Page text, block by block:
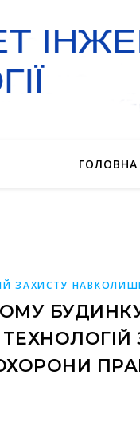
ГОЛОВНА
ЗАХИСТУ